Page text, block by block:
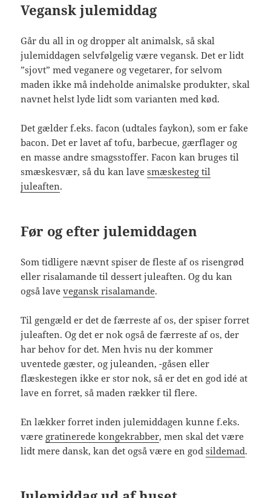
Vegansk julemiddag
Går du all in og dropper alt animalsk, så skal
julemiddagen selvfølgelig være vegansk. Det er lidt
”sjovt” med veganere og vegetarer, for selvom
maden ikke må indeholde animalske produkter, skal
navnet helst lyde lidt som varianten med kød.
Det gælder f.eks. facon (udtales faykon), som er fake
bacon. Det er lavet af tofu, barbecue, gærflager og
en masse andre smagsstoffer. Facon kan bruges til
smæskesvær, så du kan lavesmæskesteg til
juleaften.
Før og efter julemiddagen
Som tidligere nævnt spiser de fleste af os risengrød
eller risalamande til dessert juleaften. Og du kan
også lavevegansk risalamande.
Til gengæld er det de færreste af os, der spiser forret
juleaften. Og det er nok også de færreste af os, der
har behov for det. Men hvis nu der kommer
uventede gæster, og juleanden, -gåsen eller
flæskestegen ikke er stor nok, så er det en god idé at
lave en forret, så maden rækker til flere.
En lækker forret inden julemiddagen kunne f.eks.
være gratinerede kongekrabber, men skal det være
lidt mere dansk, kan det også være en godsildemad.